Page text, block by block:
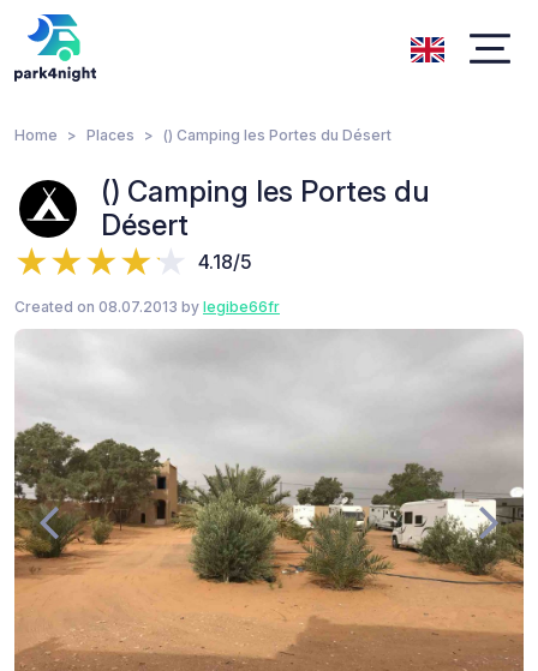
Home Places () Camping les Portes du Désert
() Camping les Portes du
Désert
4.18/5
Created on 08.07.2013 by legibe66fr